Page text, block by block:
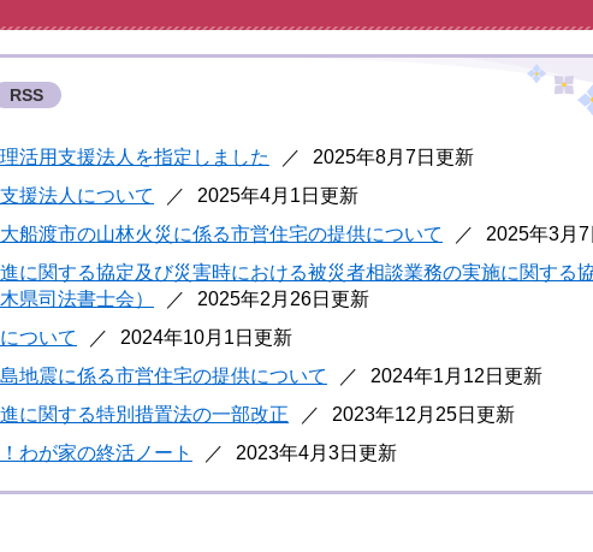
活用支援法人を指定しました
2025年8月7日更新
援法人について
2025年4月1日更新
船渡市の山林火災に係る市営住宅の提供について
2025年3月
に関する協定及び災害時における被災者相談業務の実施に関する
県司法書士会）
2025年2月26日更新
ついて
2024年10月1日更新
地震に係る市営住宅の提供について
2024年1月12日更新
に関する特別措置法の一部改正
2023年12月25日更新
わが家の終活ノート
2023年4月3日更新
RSS